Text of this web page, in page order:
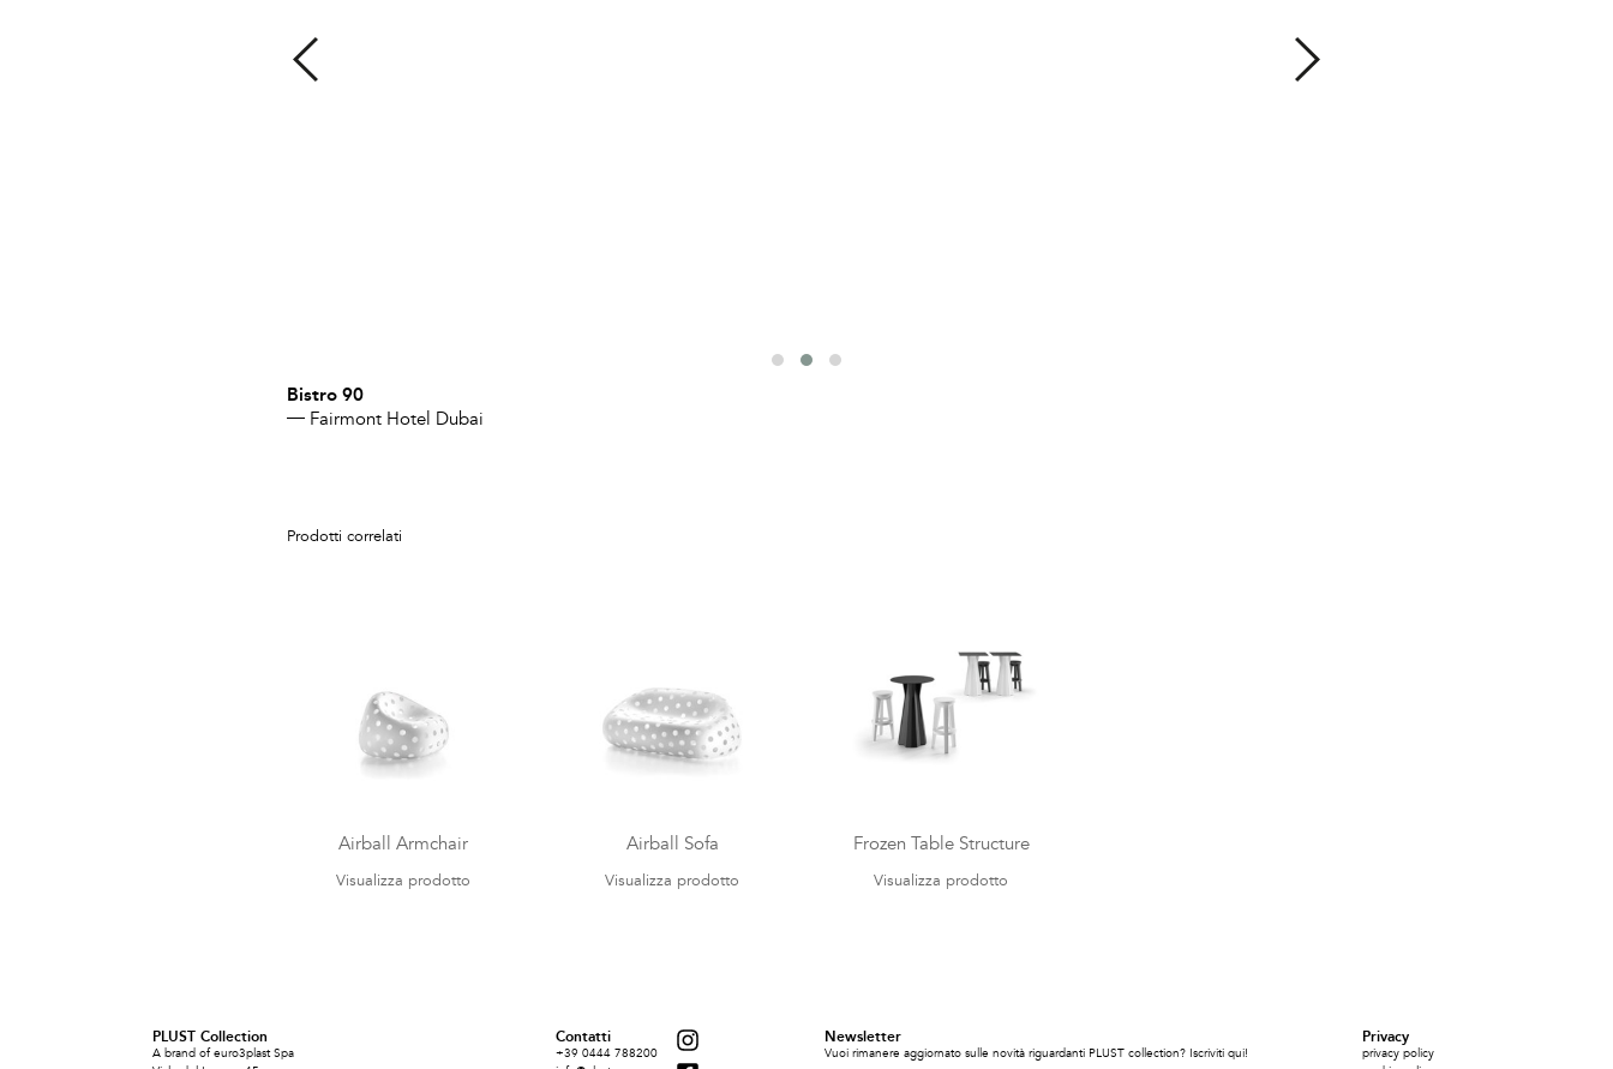
Bistro 90
Fairmont Hotel Dubai
Prodotti correlati
Airball Armchair
Visualizza prodotto
Airball Sofa
Visualizza prodotto
Frozen Table Structure
Visualizza prodotto
PLUST Collection
A brand of euro3plast Spa
Contatti
+39 0444 788200
Newsletter
Vuoi rimanere aggiornato sulle novità riguardanti PLUST collection? Iscriviti qui!
Privacy
privacy policy